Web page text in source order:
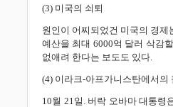
(3) 미국의 쇠퇴
원인이 어찌되었건 미국의 경제
예산을 최대 6000억 달러 삭감
없애려 한다는 보도도 있다.
(4) 이라크-아프가니스탄에서의
10월 21일. 버락 오바마 대통령